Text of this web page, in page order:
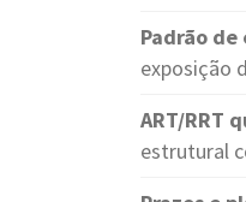
Padrão de
exposição
ART/RRT
estrutural